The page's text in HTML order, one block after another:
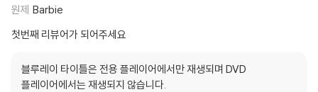
원제 Barbie
첫번째 리뷰어가 되어주세요
블루레이 타이틀은 전용 플레이어에서만 재생되며 DVD
플레이어에서는 재생되지 않습니다.